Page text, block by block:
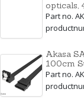
opticals,
Part no.
Akasa
100cm
Part no.